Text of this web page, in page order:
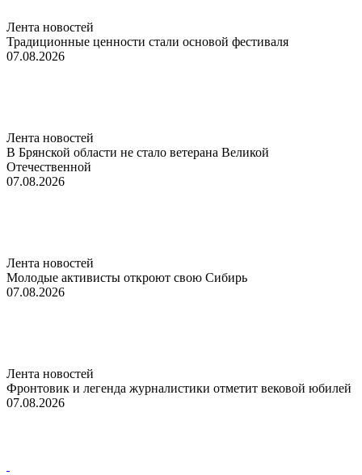
Лента новостей
Традиционные ценности стали основой фестиваля
07.08.2026
Лента новостей
В Брянской области не стало ветерана Великой
Отечественной
07.08.2026
Лента новостей
Молодые активисты откроют свою Сибирь
07.08.2026
Лента новостей
Фронтовик и легенда журналистики отметит вековой юбилей
07.08.2026